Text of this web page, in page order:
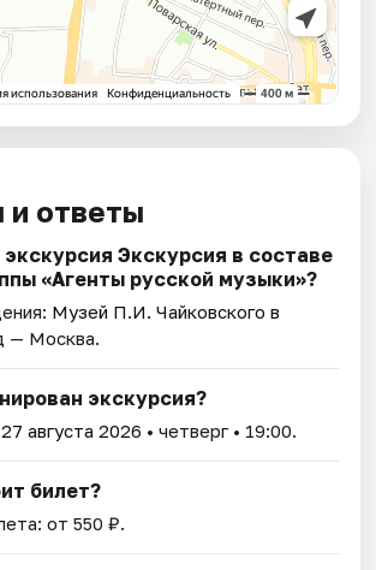
и ответы
Экскурсия в составе
«Агенты русской музыки»?
Музей П.И. Чайковского в
— Москва.
экскурсия?
27 августа 2026 • четверг • 19:00.
билет?
от 550 ₽.